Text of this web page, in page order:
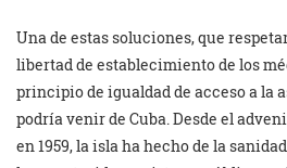
Una de estas soluciones, que
libertad de establecimiento de los
principio de igualdad de acceso a la
podría venir de Cuba. Desde el
en 1959, la isla ha hecho de la